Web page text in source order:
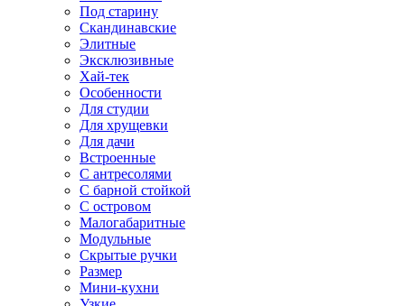
Под старину
Скандинавские
Элитные
Эксклюзивные
Хай-тек
Особенности
Для студии
Для хрущевки
Для дачи
Встроенные
С антресолями
С барной стойкой
С островом
Малогабаритные
Модульные
Скрытые ручки
Размер
Мини-кухни